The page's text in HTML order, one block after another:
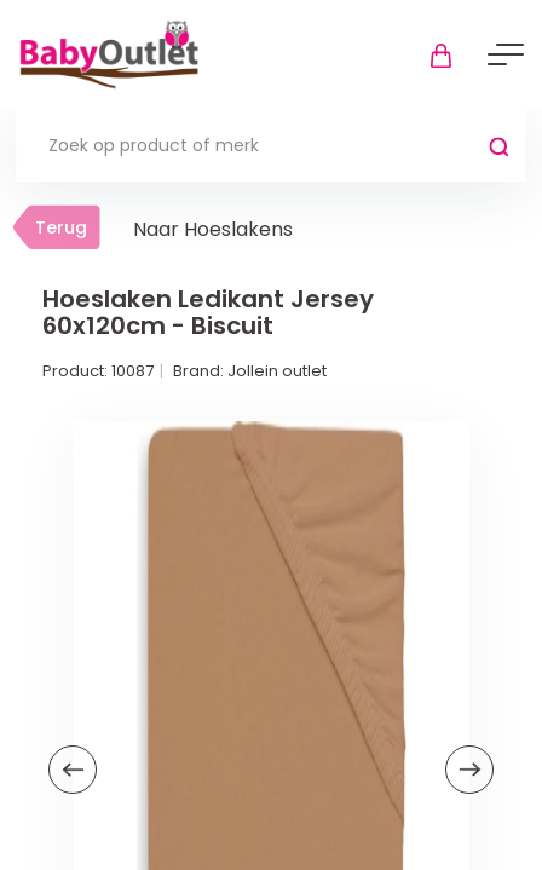
Terug
Thuis
Boxmatrassen en hoeslakens
Kinderstoelen
Terug Naar Hoeslakens
Hoeslaken Ledikant Jersey
60x120cm - Biscuit
Product: 10087 Brand: Jollein outlet